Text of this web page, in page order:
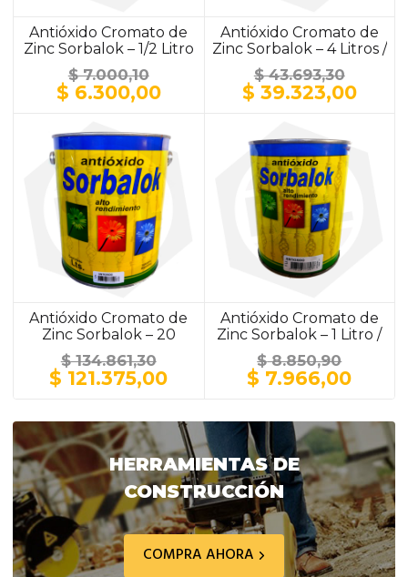
Antióxido Cromato de
Zinc Sorbalok – 1/2 Litro
/ ALUMINIO
$7.000,10
El
precio
original
era:
$ 7.000,10.
$ 6.300,00El
es:
$ 6.300,00.
Antióxido Cromato de
Zinc Sorbalok – 4 Litros /
$43.693,30
El
precio
era:
$ 43.693,30.
$ 39.323,00El
Antióxido Cromato de
Zinc Sorbalok – 20
Litros / GRIS
$134.861,30
El
precio
era:
$ 134.861,30.
$ 121.375,00El
es:
$ 121.375,00.
Antióxido Cromato de
Zinc Sorbalok – 1 Litro /
GRIS
$8.850,90
El
precio
era:
$ 8.850,90.
$ 7.966,00El
es:
$
HERRAMIENTAS DE
CONSTRUCCIÓN
COMPRA AHORA